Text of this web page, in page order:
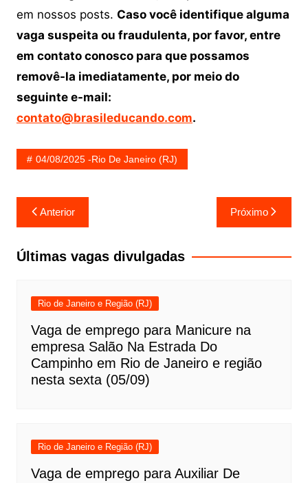
em nossos posts. Caso você identifique alguma
vaga suspeita ou fraudulenta, por favor, entre
em contato conosco para que possamos
removê-la imediatamente, por meio do
seguinte e-mail:
contato@brasileducando.com.
04/08/2025 -Rio De Janeiro (RJ)
Navegação
de
Post
Anterior Próximo
Últimas vagas divulgadas
Rio de Janeiro e Região (RJ)
Vaga de emprego para Manicure na
empresa Salão Na Estrada Do
Campinho em Rio de Janeiro e região
nesta sexta (05/09)
Rio de Janeiro e Região (RJ)
Vaga de emprego para Auxiliar De